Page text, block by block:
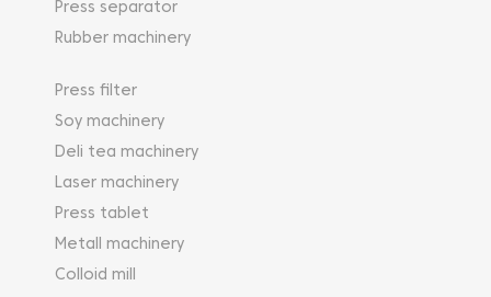
Press separator
Rubber machinery
Press filter
Soy machinery
Deli tea machinery
Laser machinery
Press tablet
Metall machinery
Colloid mill